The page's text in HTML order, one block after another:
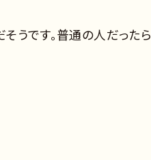
うです。普通の人だったら